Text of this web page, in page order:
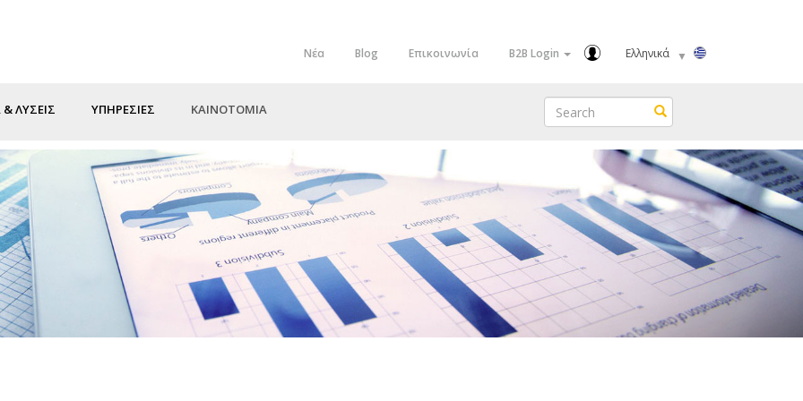
Νέα Blog Επικοινωνία B2B Login
Select
language
ΛΥΣΕΙΣ ΥΠΗΡΕΣΙΕΣ ΚΑΙΝΟΤΟΜΙΑ Search Search